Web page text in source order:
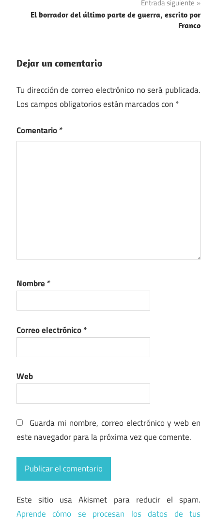
entradas
Entrada siguiente
El borrador del último parte de guerra, escrito por
Franco
Dejar un comentario
Tu dirección de correo electrónico no será publicada.
Los campos obligatorios están marcados con *
Comentario*
Nombre *
Correo electrónico*
Web
Guarda mi nombre, correo electrónico y web en
este navegador para la próxima vez que comente.
Este sitio usa Akismet para reducir el spam.
Aprende cómo se procesan los datos de tus